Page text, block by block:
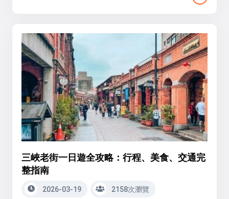
三峽老街一日遊全攻略：行程、美食、交通完
整指南
2026-03-19 2158次瀏覽